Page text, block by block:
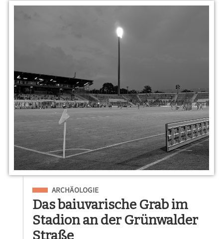
Eingeordnet unter
ARCHÄOLOGIE
Das baiuvarische Grab im
Stadion an der Grünwalder
Straße